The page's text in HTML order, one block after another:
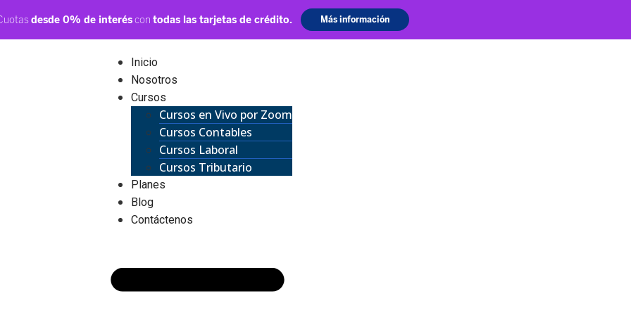
Inicio
Nosotros
Cursos
Cursos en Vivo por Zoom
Cursos Contables
Cursos Laboral
Cursos Tributario
Planes
Blog
Contáctenos